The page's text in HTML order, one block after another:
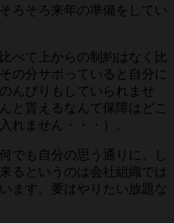
ろそろ来年の準備をしてい
べて上からの制約はなく比
の分サボっていると自分に
んびりもしていられませ
と貰えるなんて保障はどこ
れません・・・）。
でも自分の思う通りに、し
るというのは会社組織では
ます。要はやりたい放題な